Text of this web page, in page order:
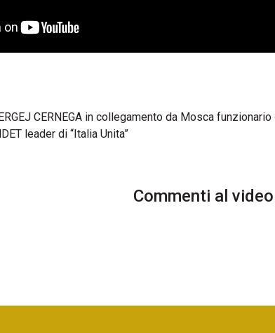
CERNEGA in collegamento da Mosca
leader di “Italia Unita”
Commenti al